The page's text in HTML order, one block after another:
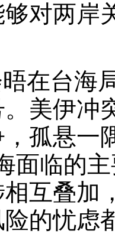
对两岸
在台海
美伊冲
孤悬一
面临的
互叠加
的忧虑